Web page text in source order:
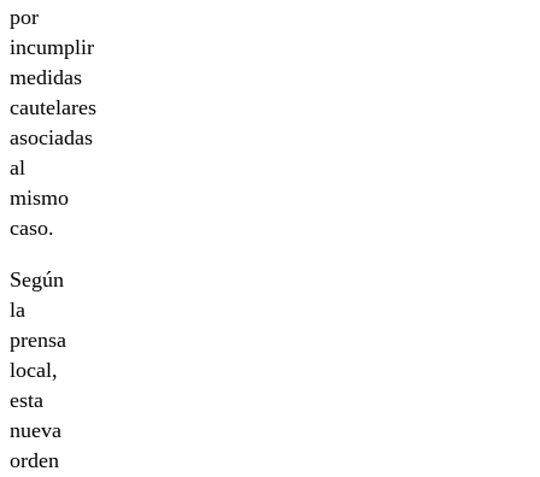
por
incumplir
medidas
cautelares
asociadas
al
mismo
caso.
Según
la
prensa
local,
esta
nueva
orden